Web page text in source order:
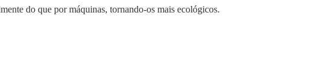
do que por máquinas, tornando-os mais ecológicos.